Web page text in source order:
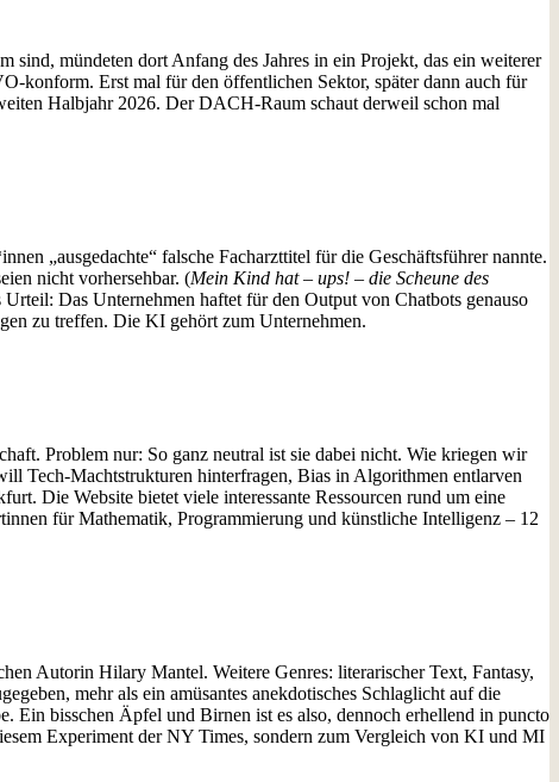
sind, mündeten dort Anfang des Jahres in ein Projekt, das ein weiterer
konform. Erst mal für den öffentlichen Sektor, später dann auch für
Halbjahr 2026. Der DACH-Raum schaut derweil schon mal
„ausgedachte“ falsche Facharzttitel für die Geschäftsführer nannte.
nicht vorhersehbar. (Mein Kind hat – ups! – die Scheune des
Das Unternehmen haftet für den Output von Chatbots genauso
zu treffen. Die KI gehört zum Unternehmen.
Problem nur: So ganz neutral ist sie dabei nicht. Wie kriegen wir
Tech-Machtstrukturen hinterfragen, Bias in Algorithmen entlarven
Die Website bietet viele interessante Ressourcen rund um eine
für Mathematik, Programmierung und künstliche Intelligenz – 12
Autorin Hilary Mantel. Weitere Genres: literarischer Text, Fantasy,
mehr als ein amüsantes anekdotisches Schlaglicht auf die
Ein bisschen Äpfel und Birnen ist es also, dennoch erhellend in puncto
Experiment der NY Times, sondern zum Vergleich von KI und MI